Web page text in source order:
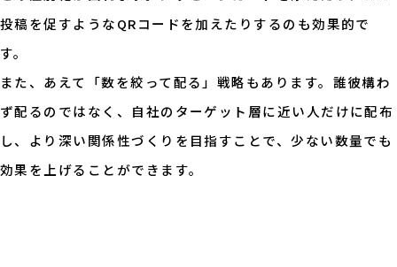
投稿を促すようなQRコードを加えたりするのも効果的で
す。
また、あえて「数を絞って配る」戦略もあります。誰彼構わ
ず配るのではなく、自社のターゲット層に近い人だけに配布
し、より深い関係性づくりを目指すことで、少ない数量でも
効果を上げることができます。